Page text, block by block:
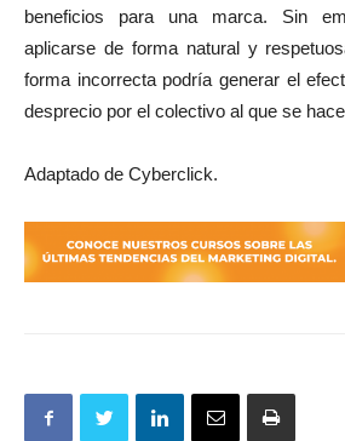
beneficios para una marca. Sin
aplicarse de forma natural y
forma incorrecta podría generar el
desprecio por el colectivo al que se
Adaptado de Cyberclick.